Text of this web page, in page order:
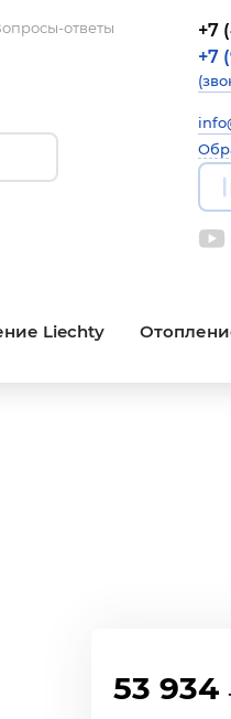
ответы
+7
+7
Liechty
53 934